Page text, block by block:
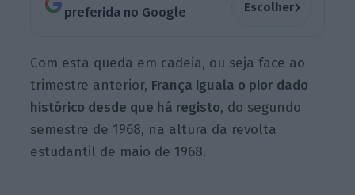
preferida no Google
Escolher›
Com esta queda em cadeia, ou seja face ao
trimestre anterior, França iguala o pior dado
histórico desde que há registo, do segundo
semestre de 1968, na altura da revolta
estudantil de maio de 1968.